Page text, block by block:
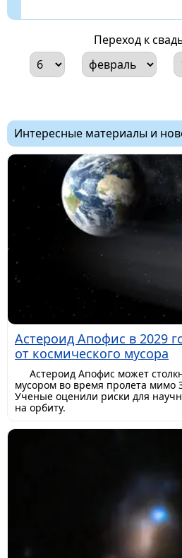
Переход к
Интересные материалы и
Астероид Апофис в 2029
от космического мусора
Астероид Апофис может
мусором во время пролета мимо
Ученые оценили риски для
на орбиту.